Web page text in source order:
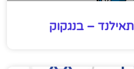
– בנגקוק